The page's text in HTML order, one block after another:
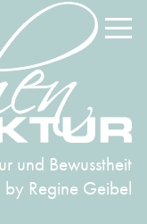
und Bewusstheit
by Regine Geibel